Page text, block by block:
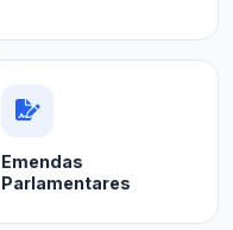
Emendas
Parlamentares